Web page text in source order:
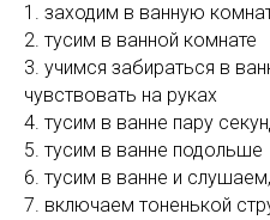
1. заходим в ванную
2. тусим в ванной комнате
3. учимся забираться в
чувствовать на руках
4. тусим в ванне пару
5. тусим в ванне подольше
6. тусим в ванне и
7. включаем тоненькой